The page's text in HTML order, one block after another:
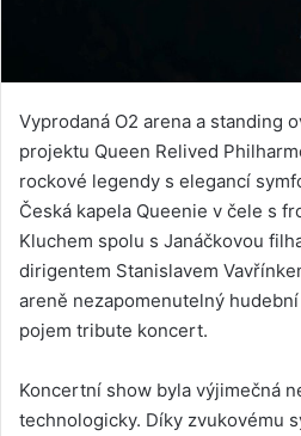
Vyprodaná O2 arena a standing
projektu Queen Relived
rockové legendy s elegancí
Česká kapela Queenie v čele s
Kluchem spolu s Janáčkovou
dirigentem Stanislavem
areně nezapomenutelný
pojem tribute koncert.
Koncertní show byla výjimečná
technologicky. Díky zvukovému